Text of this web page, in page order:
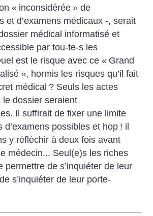
« inconsidérée » de
et d’examens médicaux -, serait
médical informatisé et
par tou-te-s les
est le risque avec ce « Grand
», hormis les risques qu’il fait
médical ? Seuls les actes
le dossier seraient
Il suffirait de fixer une limite
d’examens possibles et hop ! il
y réfléchir à deux fois avant
médecin... Seul(e)s les riches
permettre de s’inquiéter de leur
s’inquiéter de leur porte-